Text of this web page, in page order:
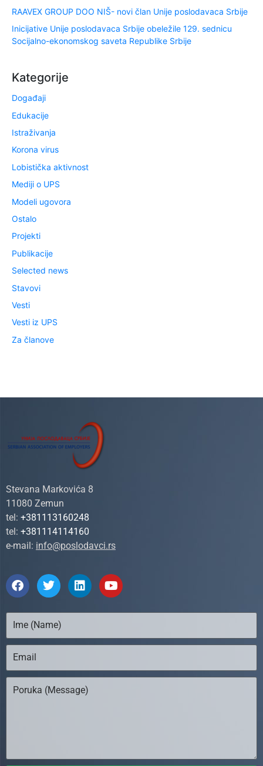
RAAVEX GROUP DOO NIŠ- novi član Unije poslodavaca Srbije
Inicijative Unije poslodavaca Srbije obeležile 129. sednicu
Socijalno-ekonomskog saveta Republike Srbije
Kategorije
Događaji
Edukacije
Istraživanja
Korona virus
Lobistička aktivnost
Mediji o UPS
Modeli ugovora
Ostalo
Projekti
Publikacije
Selected news
Stavovi
Vesti
Vesti iz UPS
Za članove
Stevana Markovića 8
11080 Zemun
tel: +381113160248
tel: +381114114160
e-mail: info@poslodavci.rs